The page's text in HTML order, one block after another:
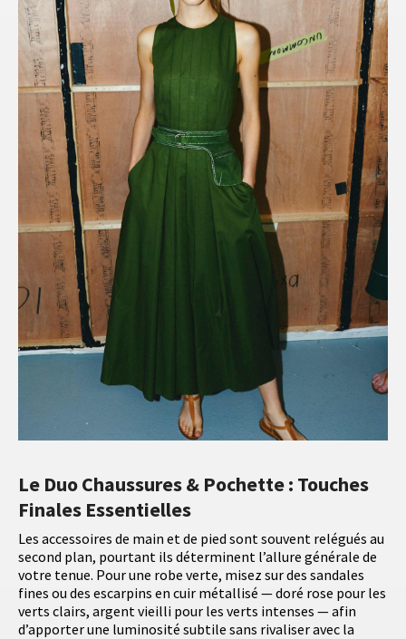
Le Duo Chaussures & Pochette : Touches
Finales Essentielles
Les accessoires de main et de pied sont souvent relégués au
second plan, pourtant ils déterminent l’allure générale de
votre tenue. Pour une robe verte, misez sur des sandales
fines ou des escarpins en cuir métallisé — doré rose pour les
verts clairs, argent vieilli pour les verts intenses — afin
d’apporter une luminosité subtile sans rivaliser avec la